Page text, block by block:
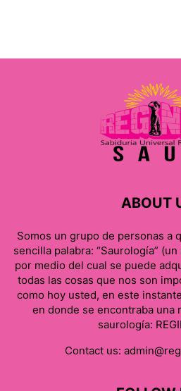
ABOUT
Somos un grupo de personas a
sencilla palabra: “Saurología”
por medio del cual se puede
todas las cosas que nos son
como hoy usted, en este
en donde se encontraba una
saurología:
Contact us: